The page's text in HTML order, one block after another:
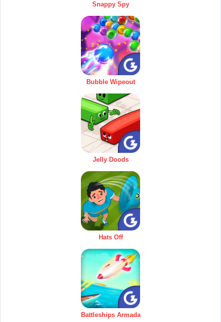
Snappy Spy
Bubble Wipeout
Jelly Doods
Hats Off
Battleships Armada